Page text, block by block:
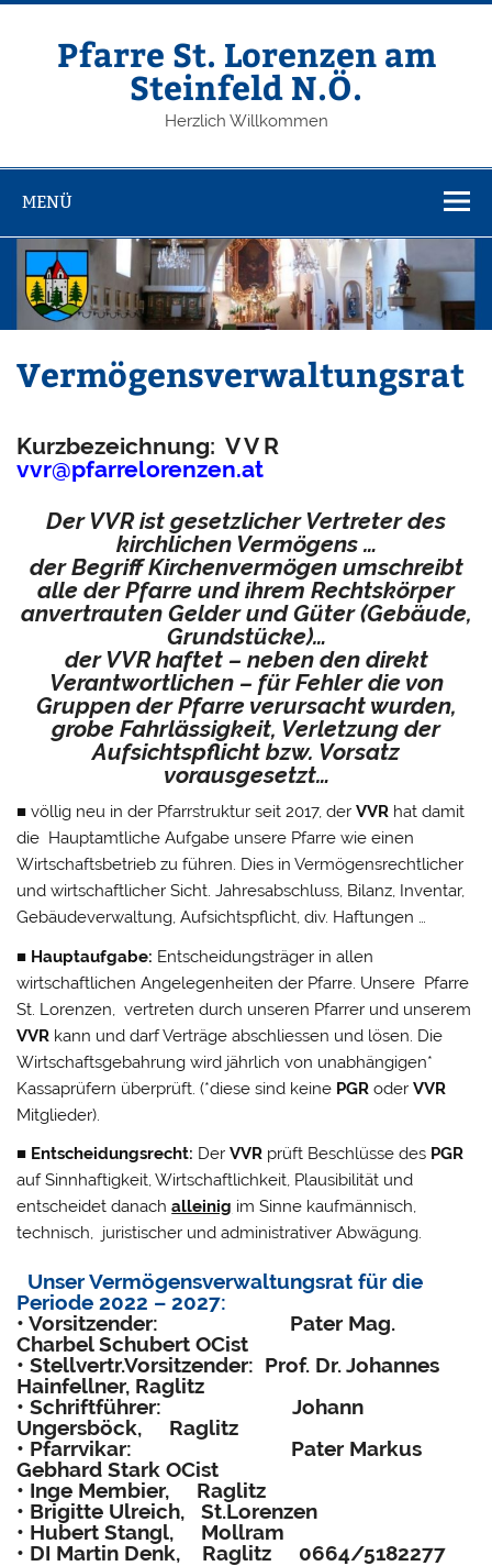
Zum
springenPfarre St. Lorenzen am
Steinfeld N.Ö.
Herzlich Willkommen
MENÜ
Vermögensverwaltungsrat
Kurzbezeichnung: V V R
vvr@pfarrelorenzen.at
DerVVRist gesetzlicher Vertreter des
kirchlichen Vermögens …
der Begriff Kirchenvermögen umschreibt
alle der Pfarre und ihrem Rechtskörper
anvertrauten Gelder und Güter (Gebäude,
Grundstücke)…
derVVRhaftet – neben den direkt
Verantwortlichen – für Fehler die von
Gruppen der Pfarre verursacht wurden,
grobe Fahrlässigkeit, Verletzung der
Aufsichtspflicht bzw. Vorsatz
vorausgesetzt…
■ völlig neu in der Pfarrstruktur seit 2017, derVVR hat damit
die Hauptamtliche Aufgabe unsere Pfarre wie einen
Wirtschaftsbetrieb zu führen. Dies in Vermögensrechtlicher
und wirtschaftlicher Sicht. Jahresabschluss, Bilanz, Inventar,
Gebäudeverwaltung, Aufsichtspflicht, div. Haftungen …
■ Hauptaufgabe: Entscheidungsträger in allen
wirtschaftlichen Angelegenheiten der Pfarre. Unsere Pfarre
St. Lorenzen, vertreten durch unseren Pfarrer und unserem
VVR kann und darf Verträge abschliessen und lösen. Die
Wirtschaftsgebahrung wird jährlich von unabhängigen*
Kassaprüfern überprüft. (*diese sind keine PGR oderVVR
Mitglieder).
■ Entscheidungsrecht: DerVVR prüft Beschlüsse des PGR
auf Sinnhaftigkeit, Wirtschaftlichkeit, Plausibilität und
entscheidet danachalleinig im Sinne kaufmännisch,
technisch, juristischer und administrativer Abwägung.
Unser Vermögensverwaltungsrat für die
Periode 2022 – 2027:
• Vorsitzender: Pater Mag.
Charbel Schubert OCist
• Stellvertr.Vorsitzender: Prof. Dr. Johannes
Hainfellner, Raglitz
• Schriftführer: Johann
Ungersböck, Raglitz
• Pfarrvikar: Pater Markus
Gebhard Stark OCist
• Inge Membier, Raglitz
• Brigitte Ulreich, St.Lorenzen
• Hubert Stangl, Mollram
• DI Martin Denk, Raglitz 0664/5182277